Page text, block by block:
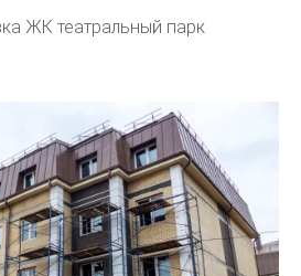
ЖК театральный парк